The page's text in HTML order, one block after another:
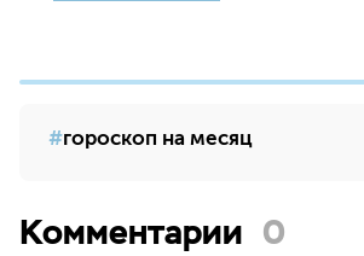
гороскоп на месяц
Комментарии 0